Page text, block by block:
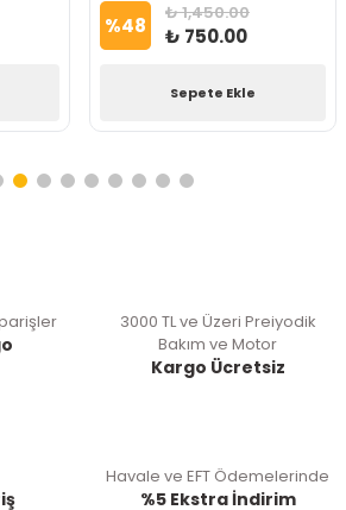
%48 ₺ 1,450.00
₺ 750.00
Sepete Ekle
3000 TL ve Üzeri Preiyodik
Bakım ve Motor
Kargo Ücretsiz
Havale ve EFT Ödemelerinde
%5 Ekstra İndirim